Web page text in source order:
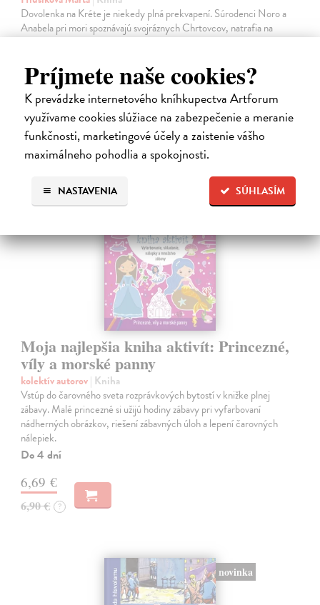
Príjmete naše cookies?
K prevádzke internetového kníhkupectva Artforum
využívame cookies slúžiace na zabezpečenie a meranie
funkčnosti, marketingové účely a zaistenie vášho
maximálneho pohodlia a spokojnosti.
SÚHLASÍM
NASTAVENIA
Dovolenka na Kréte je niekedy plná prekvapení. Súrodenci Noro a
Anabela pri mori spoznávajú svojráznych Chrtovcov, natrafia na
usušenú jaštericu, zaujmú ich Uwe a Hans, ktorí sú takmer celé dni
Na sklade ?
14,20 €
14,95 € ?
Moja najlepšia kniha aktivít: Princezné,
víly a morské panny
kolektív autorov| Kniha
Vstúp do čarovného sveta rozprávkových bytostí v knižke plnej
zábavy. Malé princezné si užijú hodiny zábavy pri vyfarbovaní
nádherných obrázkov, riešení zábavných úloh a lepení čarovných
nálepiek.
Do 4 dní
6,69 €
6,90 € ?
novinka